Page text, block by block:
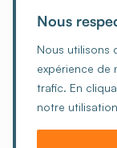
Charte
© Copyright
Nous
Nous utilisons
expérience de
trafic. En
notre